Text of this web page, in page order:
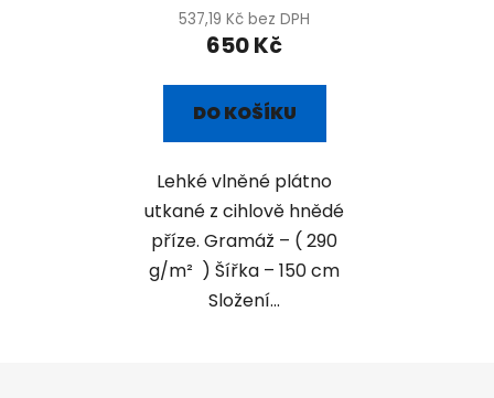
produktu
je
z
537,19 Kč bez DPH
650 Kč
DO KOŠÍKU
Lehké vlněné plátno
utkané z cihlově hnědé
příze. Gramáž – ( 290
g/m² ) Šířka – 150 cm
Složení...